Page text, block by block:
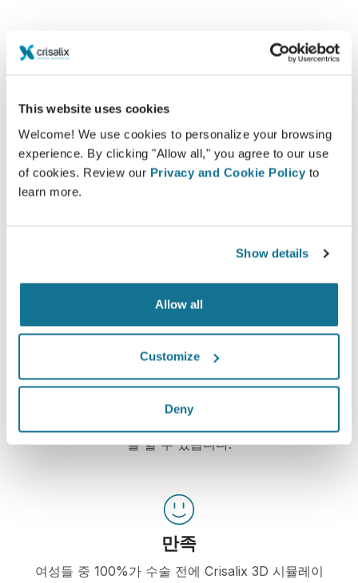
This website uses cookies
Welcome! We use cookies to personalize your browsing
experience. By clicking "Allow all," you agree to our use
of cookies. Review our Privacy and Cookie Policy to
learn more.
Show details
Allow all
Customize
Deny
관계를 향상시킵니다.
Crisalix는 환자의 신체에 대한 3D 시뮬레이션을 기
자신감
을 할 수 있습니다.
만족
여성들 중 100%가 수술 전에 Crisalix 3D 시뮬레이